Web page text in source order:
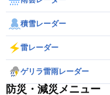
積雪レーダー
雷レーダー
ゲリラ雷雨レーダー
防災・減災メニュー